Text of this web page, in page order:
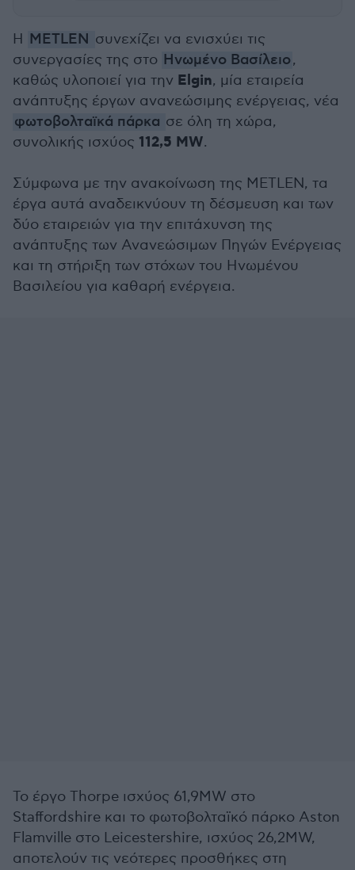
Η METLEN συνεχίζει να ενισχύει τις
συνεργασίες της στο Ηνωμένο Βασίλειο,
καθώς υλοποιεί για την Elgin, μία εταιρεία
ανάπτυξης έργων ανανεώσιμης ενέργειας, νέα
φωτοβολταϊκά πάρκα σε όλη τη χώρα,
συνολικής ισχύος 112,5 MW.
Σύμφωνα με την ανακοίνωση της METLEN, τα
έργα αυτά αναδεικνύουν τη δέσμευση και των
δύο εταιρειών για την επιτάχυνση της
ανάπτυξης των Ανανεώσιμων Πηγών Ενέργειας
και τη στήριξη των στόχων του Ηνωμένου
Βασιλείου για καθαρή ενέργεια.
Το έργο Thorpe ισχύος 61,9MW στο
Staffordshire και το φωτοβολταϊκό πάρκο Aston
Flamville στο Leicestershire, ισχύος 26,2MW,
αποτελούν τις νεότερες προσθήκες στη